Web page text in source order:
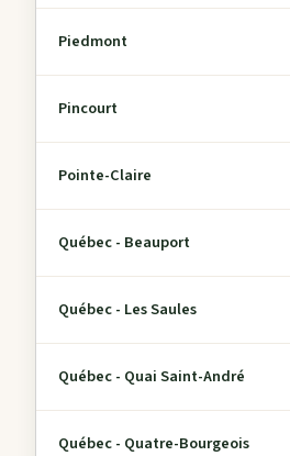
Piedmont
Pincourt
Pointe-Claire
Québec - Beauport
Québec - Les Saules
Québec - Quai Saint-André
Québec - Quatre-Bourgeois